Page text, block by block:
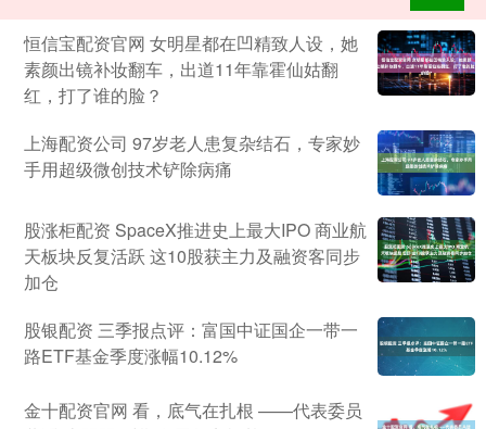
恒信宝配资官网 女明星都在凹精致人设，她
素颜出镜补妆翻车，出道11年靠霍仙姑翻
红，打了谁的脸？
上海配资公司 97岁老人患复杂结石，专家妙
手用超级微创技术铲除病痛
股涨柜配资 SpaceX推进史上最大IPO 商业航
天板块反复活跃 这10股获主力及融资客同步
加仓
股银配资 三季报点评：富国中证国企一带一
路ETF基金季度涨幅10.12%
金十配资官网 看，底气在扎根 ——代表委员